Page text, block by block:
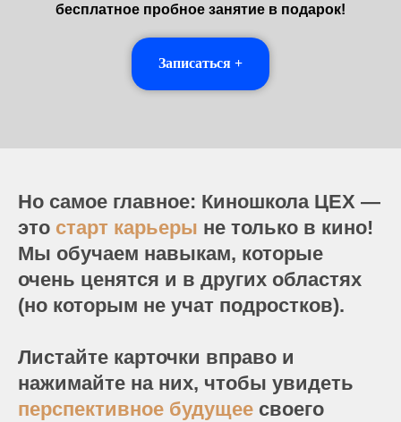
бесплатное пробное занятие в подарок!
Записаться +
Но самое главное: Киношкола ЦЕХ —
это старт карьеры не только в кино!
Мы обучаем навыкам, которые
очень ценятся и в других областях
(но которым не учат подростков).
Листайте карточки вправо и
нажимайте на них, чтобы увидеть
перспективное будущее своего